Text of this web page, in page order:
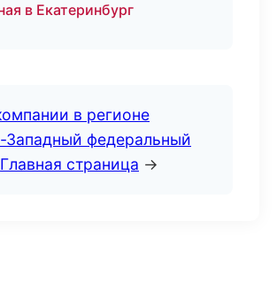
в Екатеринбург
в регионе
Западный федеральный
Главная страница →